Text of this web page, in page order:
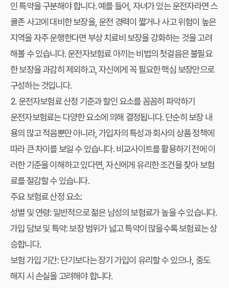
인 특약을 구분해야 합니다. 예를 들어, 자녀가 있는 운전자라면 스
쿨존 사고에 대비한 보장을, 운전 경력이 짧거나 사고 위험이 높은
지역을 자주 운행한다면 부상 치료비 보장을 강화하는 것을 고려
해볼 수 있습니다.운전자보험료 아끼는 비법의 첫걸음은 불필요
한 보장을 과감히 제외하고, 자신에게 꼭 필요한 핵심 보장만으로
구성하는 것입니다.
2. 운전자보험료 산정 기준과 할인 요소를 꼼꼼히 파악하기
운전자보험료는 다양한 요소에 의해 결정됩니다. 단순히 보장 내
용의 많고 적음뿐만 아니라, 가입자의 특성과 회사의 상품 정책에
따라 큰 차이를 보일 수 있습니다. 비교사이트를 활용하기 전에 이
러한 기준을 이해하고 있다면, 자신에게 유리한 조건을 찾아 보험
료를 절감할 수 있습니다.
주요 보험료 산정 요소:
성별 및 연령: 일반적으로 젊은 남성의 보험료가 높을 수 있습니다.
가입 담보 및 특약: 보장 범위가 넓고 특약이 많을수록 보험료는 상
승합니다.
보험 가입 기간: 단기보다는 장기 가입이 유리할 수 있으나, 중도
해지 시 손실을 고려해야 합니다.